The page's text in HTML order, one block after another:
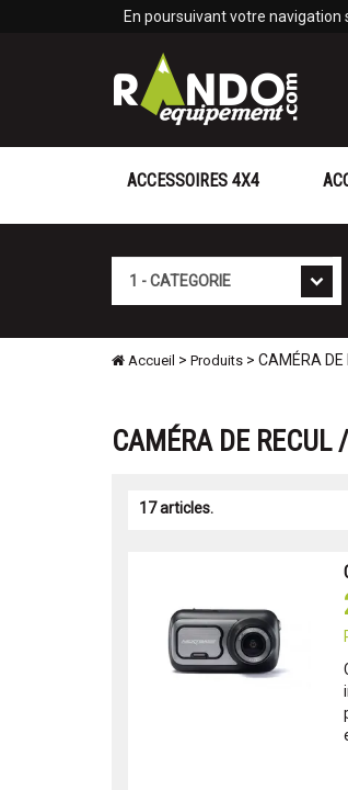
En poursuivant votre
ACCESSOIRES 4X4
Accueil > Produits > CAMÉRA DE
CAMÉRA DE RECUL
17 articles.
Panneau de gestion des cookies